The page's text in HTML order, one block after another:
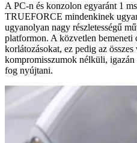
A PC-n és konzolon egyaránt 1
TRUEFORCE mindenkinek
ugyanolyan nagy részletességű
platformon. A közvetlen bemeneti
korlátozásokat, ez pedig az összes
kompromisszumok nélküli,
fog nyújtani.